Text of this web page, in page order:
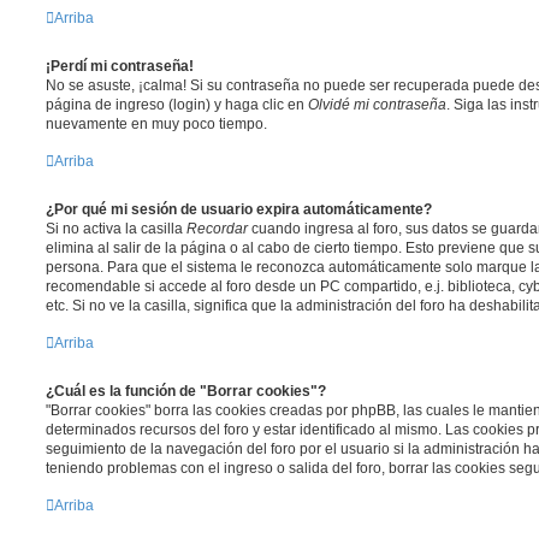
Arriba
¡Perdí mi contraseña!
No se asuste, ¡calma! Si su contraseña no puede ser recuperada puede
página de ingreso (login) y haga clic en Olvidé mi contraseña . Siga las
nuevamente en muy poco tiempo.
Arriba
¿Por qué mi sesión de usuario expira automáticamente?
Si no activa la casilla Recordarcuando ingresa al foro, sus datos se
elimina al salir de la página o al cabo de cierto tiempo. Esto previene que
persona. Para que el sistema le reconozca automáticamente solo marque
recomendable si accede al foro desde un PC compartido, e.j. biblioteca,
etc. Si no ve la casilla, significa que la administración del foro ha
Arriba
¿Cuál es la función de "Borrar cookies"?
"Borrar cookies" borra las cookies creadas por phpBB, las cuales le
determinados recursos del foro y estar identificado al mismo. Las cookies
seguimiento de la navegación del foro por el usuario si la administración
teniendo problemas con el ingreso o salida del foro, borrar las cookies
Arriba